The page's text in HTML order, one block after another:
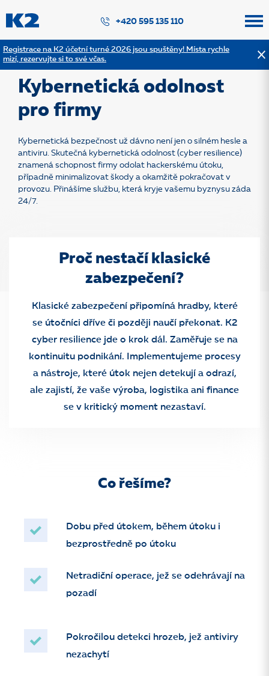
Registrace na K2 účetní turné 2026 jsou spuštěny! Místa rychle
mizí, rezervujte si to své včas.
+420 595 135 110
Zpět na výpis služeb
Kybernetická odolnost
pro firmy
Kybernetická bezpečnost už dávno není jen o silném hesle a
antiviru. Skutečná kybernetická odolnost (cyber resilience)
znamená schopnost firmy odolat hackerskému útoku,
případně minimalizovat škody a okamžitě pokračovat v
provozu. Přinášíme službu, která kryje vašemu byznysu záda
24/7.
Proč nestačí klasické
zabezpečení?
Klasické zabezpečení připomíná hradby, které
se útočníci dříve či později naučí překonat. K2
cyber resilience jde o krok dál. Zaměřuje se na
kontinuitu podnikání. Implementujeme procesy
a nástroje, které útok nejen detekují a odrazí,
ale zajistí, že vaše výroba, logistika ani finance
se v kritický moment nezastaví.
Co řešíme?
Dobu před útokem, během útoku i
bezprostředně po útoku
Netradiční operace, jež se odehrávají na
pozadí
Pokročilou detekci hrozeb, jež antiviry
nezachytí